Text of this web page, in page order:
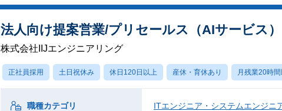
法人向け提案営業/プリセールス（AIサービス）
株式会社IIJエンジニアリング
正社員採用 土日祝休み 休日120日以上 産休・育休あり 月残業20時間
職種カテゴリ ITエンジニア・システムエンジニ